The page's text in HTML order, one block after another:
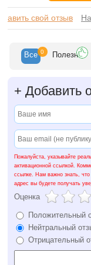
специализированных
L’Oreal. Процедуры
использованием
что такого больше нет
Отзывы
свой отзыв
Все 0 Полезн
+ Добавить
Пожалуйста, указывайте
активационной ссылкой.
ссылке. Нам важно знать,
адрес вы будете получать
Оценка
Положительный
Нейтральный
Отрицательный